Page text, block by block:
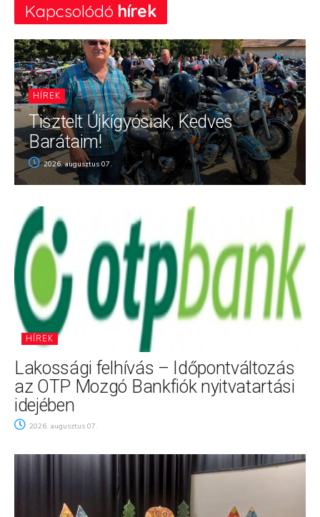
Kapcsolódó hírek
HÍREK
Tisztelt Újkígyósiak, Kedves
Barátaim!
2026. augusztus 07.
HÍREK
Lakossági felhívás – Időpontváltozás
az OTP Mozgó Bankfiók nyitvatartási
idejében
2026. augusztus 07.